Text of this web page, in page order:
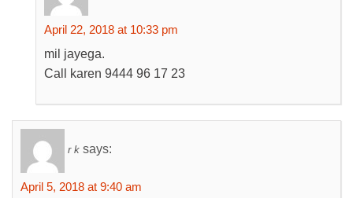
April 22, 2018 at 10:33 pm
mil jayega.
Call karen 9444 96 17 23
r k says:
April 5, 2018 at 9:40 am